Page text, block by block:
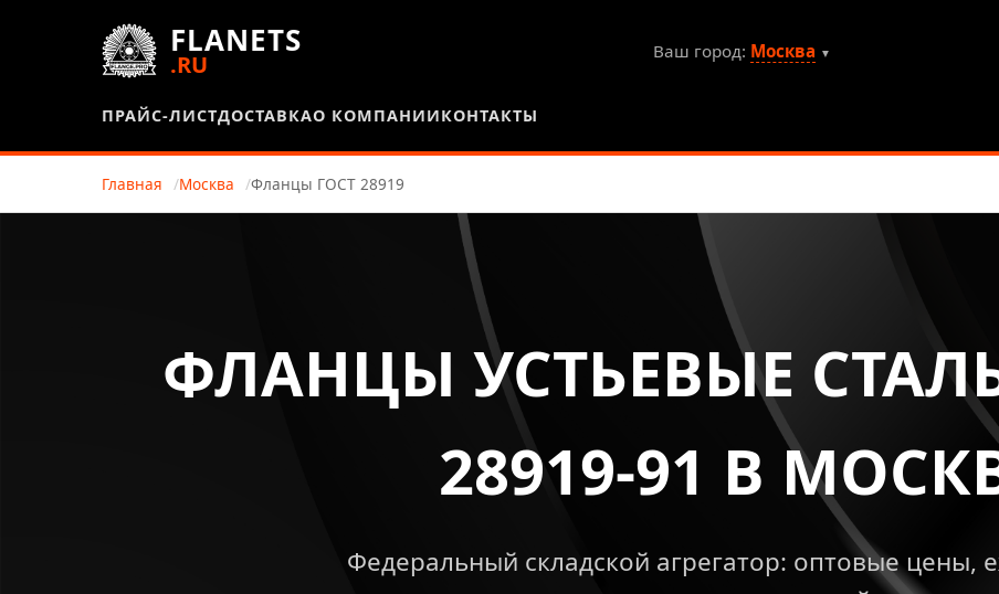
FLANETS
.RU Ваш город: Москва ▼
ПРАЙС-ЛИСТДОСТАВКАО КОМПАНИИКОНТАКТЫ
Главная Москва Фланцы ГОСТ 28919
ФЛАНЦЫ УСТЬЕВЫЕ
28919-91 В
Федеральный складской агрегатор: оптовые цены,